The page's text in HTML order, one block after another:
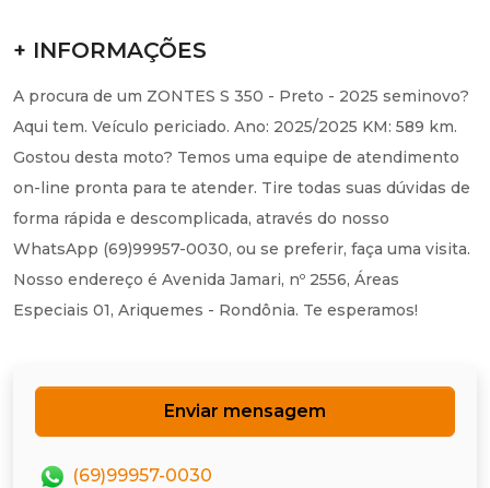
+ INFORMAÇÕES
A procura de um ZONTES S 350 - Preto - 2025 seminovo?
Aqui tem. Veículo periciado. Ano: 2025/2025 KM: 589 km.
Gostou desta moto? Temos uma equipe de atendimento
on-line pronta para te atender. Tire todas suas dúvidas de
forma rápida e descomplicada, através do nosso
WhatsApp (69)99957-0030, ou se preferir, faça uma visita.
Nosso endereço é Avenida Jamari, nº 2556, Áreas
Especiais 01, Ariquemes - Rondônia. Te esperamos!
Enviar mensagem
(69)99957-0030